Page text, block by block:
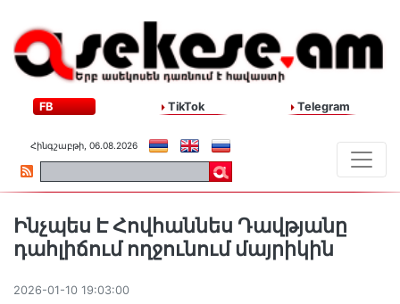
FB TikTok Telegram
Հինգշաբթի, 06.08.2026
Ինչպես Է Հովհաննես Դավթյանը
դահլիճում ողջունում մայրիկին
2026-01-10 19:03:00